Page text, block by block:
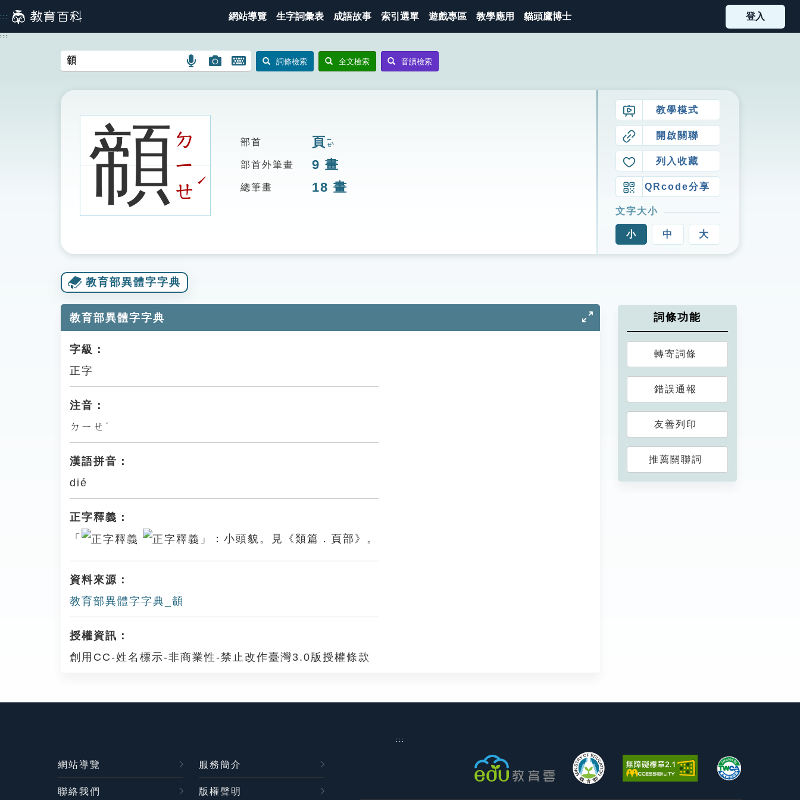
到
主
::: 網站導覽 生字詞彙表 成語故事 索引選單 遊戲專區 教學應用 貓頭鷹博士 登入
:::
語
搜
圖
圖
搜
開
鍵
詞條檢索 全文檢索 音讀檢索
䫕ㄉ
ㄧ
ㄝ
ˊ
部首 頁ㄧㄝˋ
部首外筆畫 9 畫
總筆畫 18 畫
教學模式
開啟關聯
列入收藏
QRcode分享
文字大小
小 中 大
教育部異體字字典
教育部異體字字典
字級：
正字
注音：
ㄉㄧㄝˊ
漢語拼音：
dié
正字釋義：
「
」：小頭貌。見《類篇．頁部》。
資料來源：
教育部異體字字典_䫕
授權資訊：
創用CC-姓名標示-非商業性-禁止改作臺灣3.0版授權條款
詞條功能
轉寄詞條
錯誤通報
友善列印
推薦關聯詞
:::
網站導覽 服務簡介
聯絡我們 版權聲明